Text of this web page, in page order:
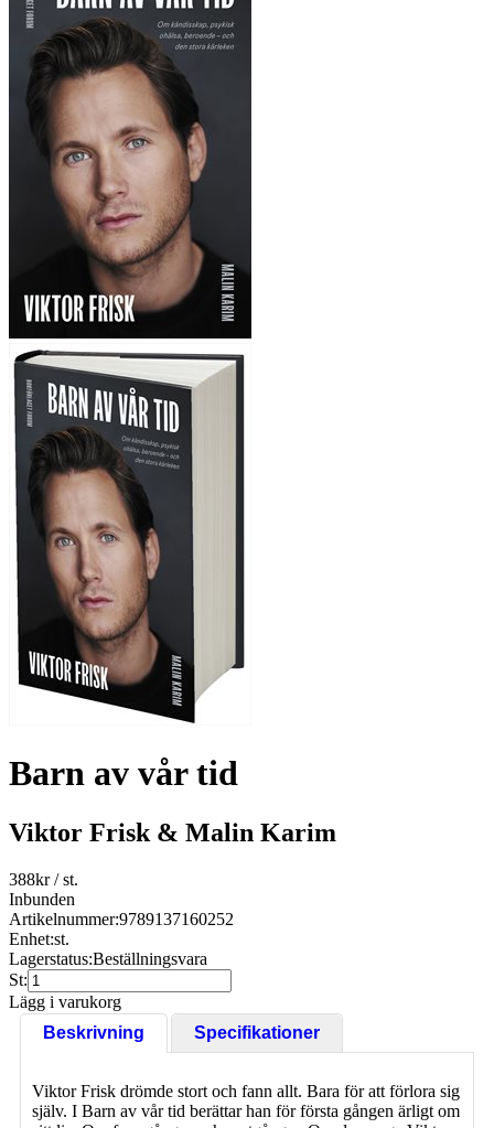
Barn av vår tid
Viktor Frisk & Malin Karim
388kr/ st.
Inbunden
Artikelnummer:9789137160252
Enhet:st.
Lagerstatus:Beställningsvara
St:
Lägg i varukorg
Beskrivning
Specifikationer
Viktor Frisk drömde stort och fann allt. Bara för att förlora sig
själv. I Barn av vår tid berättar han för första gången ärligt om